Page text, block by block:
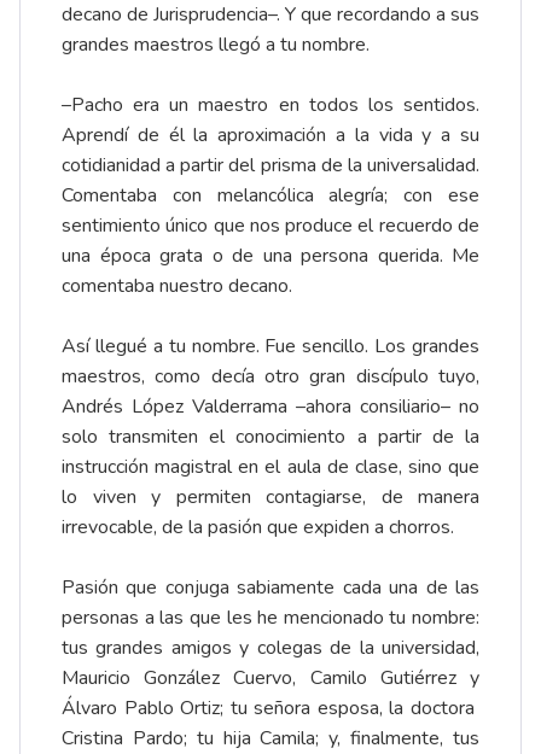
decano de Jurisprudencia–. Y que recordando a sus
grandes maestros llegó a tu nombre.
–Pacho era un maestro en todos los sentidos.
Aprendí de él la aproximación a la vida y a su
cotidianidad a partir del prisma de la universalidad.
Comentaba con melancólica alegría; con ese
sentimiento único que nos produce el recuerdo de
una época grata o de una persona querida. Me
comentaba nuestro decano.
Así llegué a tu nombre. Fue sencillo. Los grandes
maestros, como decía otro gran discípulo tuyo,
Andrés López Valderrama –ahora consiliario– no
solo transmiten el conocimiento a partir de la
instrucción magistral en el aula de clase, sino que
lo viven y permiten contagiarse, de manera
irrevocable, de la pasión que expiden a chorros.
Pasión que conjuga sabiamente cada una de las
personas a las que les he mencionado tu nombre:
tus grandes amigos y colegas de la universidad,
Mauricio González Cuervo, Camilo Gutiérrez y
Álvaro Pablo Ortiz; tu señora esposa, la doctora
Cristina Pardo; tu hija Camila; y, finalmente, tus